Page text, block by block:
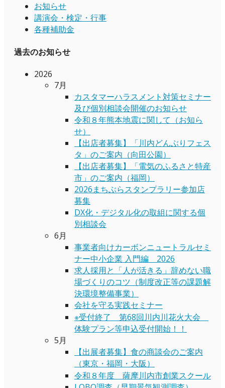
お知らせ
講演会・検定・行事
各種補助金
過去のお知らせ
2026
7月
カスタマーハラスメント対策セミナー
及び個別相談会開催のお知らせ
令和８年熊本地震に関して（お知ら
せ）
【出店者募集】「川内どんぶりフェス
タ」のご案内（向田公園）
【出店者募集】「電気のふるさと特産
市」のご案内（福岡）
2026まちぶらスタンプラリー参加店
募集
DX化・デジタル化の取組に関する個
別相談会
6月
事業者向けカーボンニュートラルセミ
ナー中小企業 入門編 2026
求人採用と「人が活きる」辞めない職
場づくりのコツ（制度改正等の課題解
決環境整備事業）
会社を守る実践セミナー
※受付終了 第68回川内川花火大会
体験プラン等申込受付開始！！
5月
【出展者募集】食の商談会のご案内
（東京・福岡・大阪）
令和８年度 薩摩川内市創業スクール